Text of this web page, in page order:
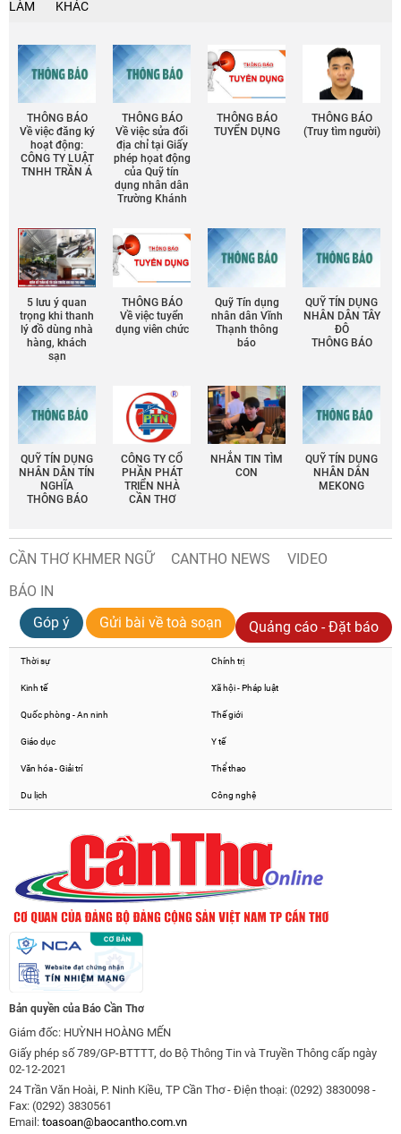
LÀM KHÁC
THÔNG BÁO
Về việc đăng ký
hoạt động:
CÔNG TY LUẬT
TNHH TRẦN Á
THÔNG BÁO
Về việc sửa đổi
địa chỉ tại Giấy
phép họat động
của Quỹ tín
dụng nhân dân
Trường Khánh
THÔNG BÁO
TUYỂN DỤNG
THÔNG BÁO
(Truy tìm người)
5 lưu ý quan
trọng khi thanh
lý đồ dùng nhà
hàng, khách
sạn
THÔNG BÁO
Về việc tuyển
dụng viên chức
Quỹ Tín dụng
nhân dân Vĩnh
Thạnh thông
báo
QUỸ TÍN DỤNG
NHÂN DÂN TÂY
ĐÔ
THÔNG BÁO
QUỸ TÍN DỤNG
NHÂN DÂN TÍN
NGHĨA
THÔNG BÁO
CÔNG TY CỔ
PHẦN PHÁT
TRIỂN NHÀ
CẦN THƠ
NHẮN TIN TÌM
CON
QUỸ TÍN DỤNG
NHÂN DÂN
MEKONG
CẦN THƠ KHMER NGỮ CANTHO NEWS
VIDEO
BÁO IN
Góp ý
Gửi bài về toà soạn Quảng cáo - Đặt báo
Thời sự Chính trị
Kinh tế Xã hội - Pháp luật
Quốc phòng - An ninh Thế giới
Giáo dục Y tế
Văn hóa - Giải trí Thể thao
Du lịch Công nghệ
Bản quyền của Báo Cần Thơ
Giám đốc: HUỲNH HOÀNG MẾN
Giấy phép số 789/GP-BTTTT, do Bộ Thông Tin và Truyền Thông cấp ngày
02-12-2021
24 Trần Văn Hoài, P. Ninh Kiều, TP Cần Thơ - Điện thoại: (0292) 3830098 -
Fax: (0292) 3830561
Email: toasoan@baocantho.com.vn